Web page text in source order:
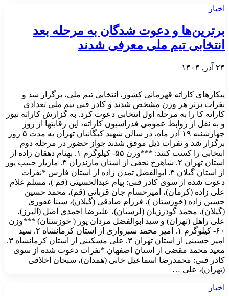
اخبار
برترین‌ها و دعوت شدگان به مرحله بعد
انتخابی تیم ملی معرفی شدند
۲۴ آذر, ۱۴۰۴
پیکارهای کاراته قهرمانی کشور، انتخابی تیم ملی، برگزار شد و
نفرات برتر هر وزن مشخص شدند و کادر فنی تیم ملی تعدادی
کاراته کا را به مرحله اول انتخابی دعوت کرد. به گزارش کاراته نیوز
و به نقل از روابط عمومی فدراسیون کاراته، این رقابتها از روز
چهارشنبه ۱۹ آذر ماه، در سالن شهید کبگانیان تهران به مدت ۵ روز
برگزار شد و نفرات ذیل موفق شدند جواز حضور در مرحله دوم
انتخابی را کسب کنند: ***وزن ۵۵- کیلوگرم ۱. بهنام دهقان زاده از
استان تهران ۲. شاهرخ نجفی از استان مازندران ۳. مازیار حبیب پور
از استان گیلان ۳. ابوالفضل تمدن زاده از استان فارس *نفرات
دعوت شده از سوی کادر فنی: پیام عبدالحسینی (قم )، مسلم غلام
علی زاده (کرمان)، امیرحسام جان قربانی (قم)، محمد حسین
حسین زاده (خوزستان )، فرزام صادقی (گیلان)، سینا غفوری
(گیلان)، محمد گودرزیان (لرستان)، علیرضا احمدی اصل (البرز)،
علی راهل (تهران) و سید ابوالفضل مردان پور ( خوزستان) ***وزن
۶۰- کیلوگرم ۱. امیر محمد سبزواری از استان کرمانشاه ۲. سید
امیر حسینی از استان تهران ۳. علی مسکینی از استان کرمانشاه ۳.
معید محمد مقضی از استان اصفهان *نفرات دعوت شده از سوی
کادر فنی: محمدرضا اسماعیل خانی (همدان)، سبحان اخلاقی
(تهران)، علی …
اخبار